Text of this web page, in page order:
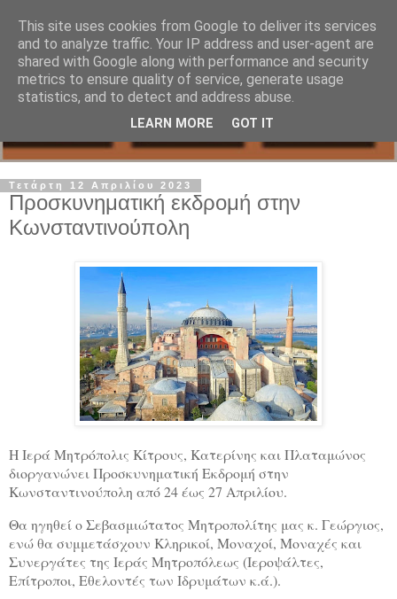
Τετάρτη 12 Απριλίου 2023
Προσκυνηματική εκδρομή στην
Κωνσταντινούπολη
Η Ιερά Μητρόπολις Κίτρους, Κατερίνης και Πλαταμώνος
διοργανώνει Προσκυνηματική Εκδρομή στην
Κωνσταντινούπολη από 24 έως 27 Απριλίου.
Θα ηγηθεί ο Σεβασμιώτατος Μητροπολίτης μας κ. Γεώργιος,
ενώ θα συμμετάσχουν Κληρικοί, Μοναχοί, Μοναχές και
Συνεργάτες της Ιεράς Μητροπόλεως (Ιεροψάλτες,
Επίτροποι, Εθελοντές των Ιδρυμάτων κ.ά.).
This site uses cookies from Google to deliver its services
and to analyze traffic. Your IP address and user-agent are
shared with Google along with performance and security
metrics to ensure quality of service, generate usage
statistics, and to detect and address abuse.
LEARN MORE GOT IT